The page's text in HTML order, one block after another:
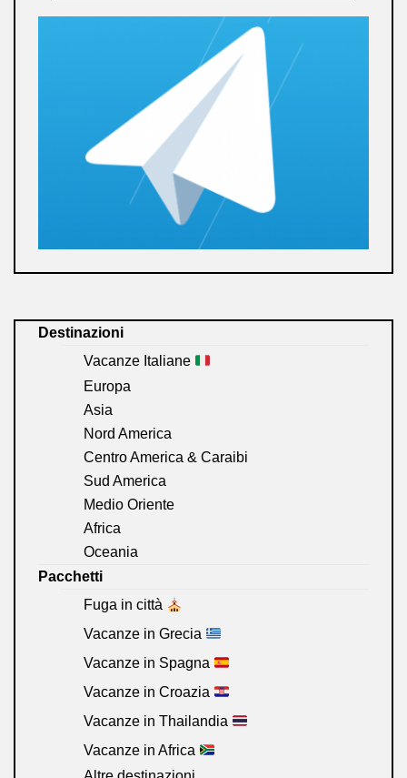
Destinazioni
Vacanze Italiane
Europa
Asia
Nord America
Centro America & Caraibi
Sud America
Medio Oriente
Africa
Oceania
Pacchetti
Fuga in città
Vacanze in Grecia
Vacanze in Spagna
Vacanze in Croazia
Vacanze in Thailandia
Vacanze in Africa